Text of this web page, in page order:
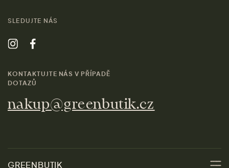
SLEDUJTE NÁS
KONTAKTUJTE NÁS V PŘÍPADĚ
DOTAZŮ
nakup@greenbutik.cz
GREENBUTIK